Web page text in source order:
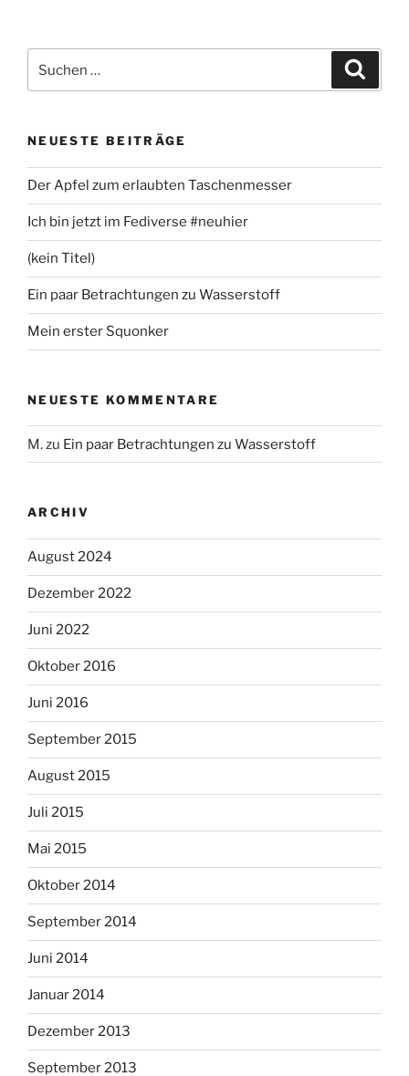
nach:
NEUESTE BEITRÄGE
Der Apfel zum erlaubten Taschenmesser
Ich bin jetzt im Fediverse #neuhier
(kein Titel)
Ein paar Betrachtungen zu Wasserstoff
Mein erster Squonker
NEUESTE KOMMENTARE
M.zu Ein paar Betrachtungen zu Wasserstoff
ARCHIV
August 2024
Dezember 2022
Juni 2022
Oktober 2016
Juni 2016
September 2015
August 2015
Juli 2015
Mai 2015
Oktober 2014
September 2014
Juni 2014
Januar 2014
Dezember 2013
September 2013